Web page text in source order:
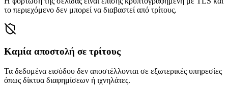
το περιεχόμενο δεν μπορεί να διαβαστεί από τρίτους.
Καμία αποστολή σε τρίτους
Τα δεδομένα εισόδου δεν αποστέλλονται σε εξωτερικές υπηρεσίες
όπως δίκτυα διαφημίσεων ή ιχνηλάτες.